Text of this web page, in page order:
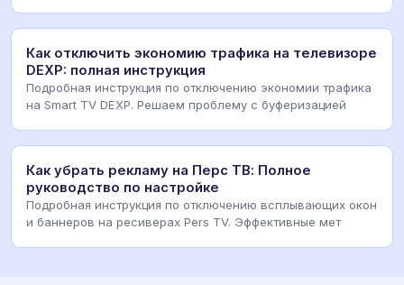
Как отключить экономию трафика на телевизоре
DEXP: полная инструкция
Подробная инструкция по отключению экономии трафика
на Smart TV DEXP. Решаем проблему с буферизацией
Как убрать рекламу на Перс ТВ: Полное
руководство по настройке
Подробная инструкция по отключению всплывающих окон
и баннеров на ресиверах Pers TV. Эффективные мет